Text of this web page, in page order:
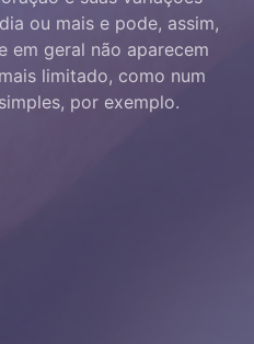
ou mais e pode, assim,
em geral não aparecem
limitado, como num
por exemplo.